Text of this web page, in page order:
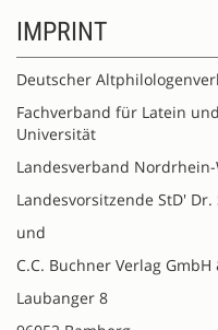
IMPRINT
Deutscher
Fachverband für Latein
Universität
Landesverband
Landesvorsitzende StD' Dr.
und
C.C. Buchner Verlag GmbH
Laubanger 8